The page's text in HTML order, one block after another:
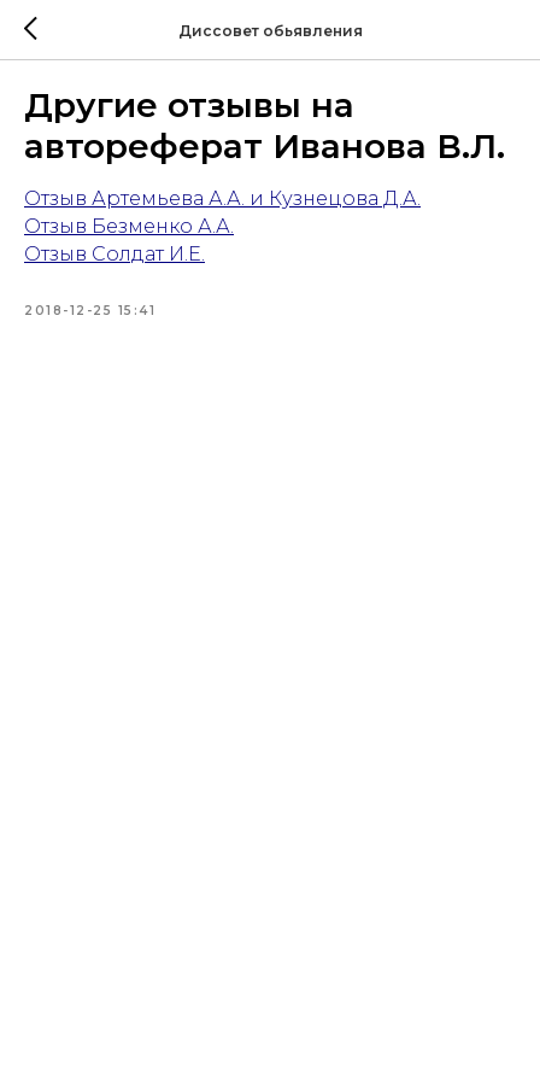
Диссовет обьявления
Другие отзывы на
автореферат Иванова В.Л.
Отзыв Артемьева А.А. и Кузнецова Д.А.
Отзыв Безменко А.А.
Отзыв Солдат И.Е.
2018-12-25 15:41